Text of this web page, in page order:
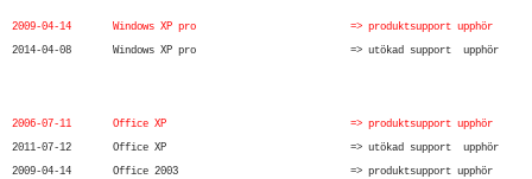
2009-04-14 Windows XP pro => produktsupport upphör
2014-04-08 Windows XP pro => utökad support upphör
2006-07-11 Office XP => produktsupport upphör
2011-07-12 Office XP => utökad support upphör
2009-04-14 Office 2003 => produktsupport upphör